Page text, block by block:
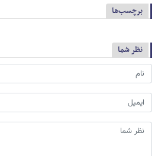
برچسب‌ها
نظر شما